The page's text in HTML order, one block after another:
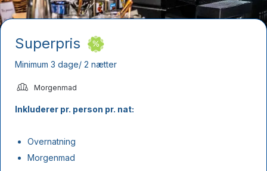
Superpris
Minimum 3 dage/ 2 nætter
Morgenmad
Inkluderer pr. person pr. nat:
Overnatning
Morgenmad